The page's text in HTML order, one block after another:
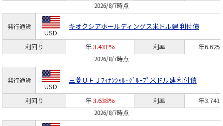
2026/8/7時点
発行通貨
USD
キオクシアホールディングス米ドル建 利付債
利回り 年3.431% 利率 年
2026/8/7時点
発行通貨
USD
三菱ＵＦＪﾌｨﾅﾝｼｬﾙ･ｸﾞﾙｰﾌﾟ 米ドル建 利付債
利回り 年3.638% 利率 年
2026/8/7時点